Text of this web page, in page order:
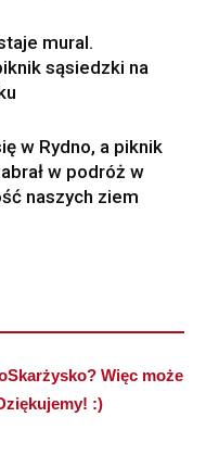
mural.
sąsiedzki na
w Rydno, a piknik
w podróż w
naszych ziem
Więc może
:)